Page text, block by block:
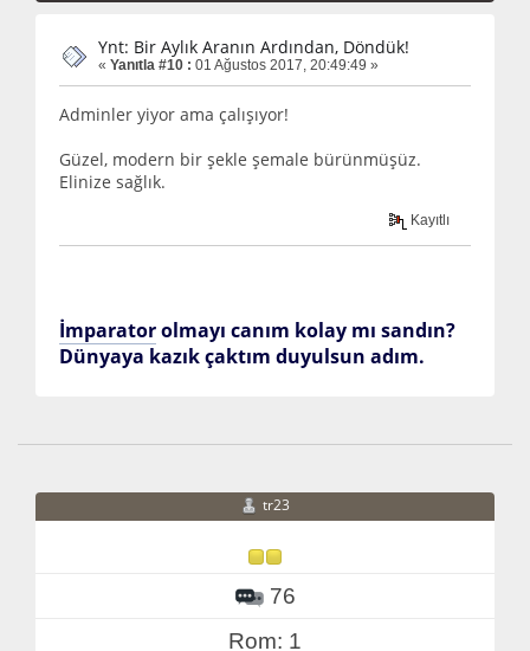
Ynt: Bir Aylık Aranın Ardından, Döndük!
« Yanıtla #10 : 01 Ağustos 2017, 20:49:49 »
Adminler yiyor ama çalışıyor!
Güzel, modern bir şekle şemale bürünmüşüz.
Elinize sağlık.
Kayıtlı
İmparatorolmayı canım kolay mı sandın?
Dünyaya kazık çaktım duyulsun adım.
tr23
76
Rom: 1